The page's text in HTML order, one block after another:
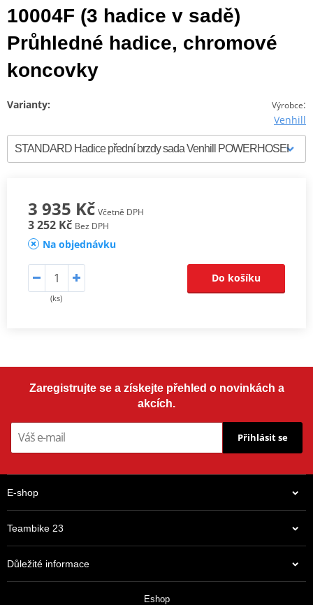
10004F (3 hadice v sadě)
Průhledné hadice, chromové
koncovky
Výrobce:
Venhill
Varianty:
3 935 Kč Včetně DPH
3 252 Kč Bez DPH
Na objednávku
(ks)
Do košíku
Zaregistrujte se a získejte přehled o novinkách a
akcích.
Přihlásit se
E-shop
Teambike 23
Důležité informace
Eshop